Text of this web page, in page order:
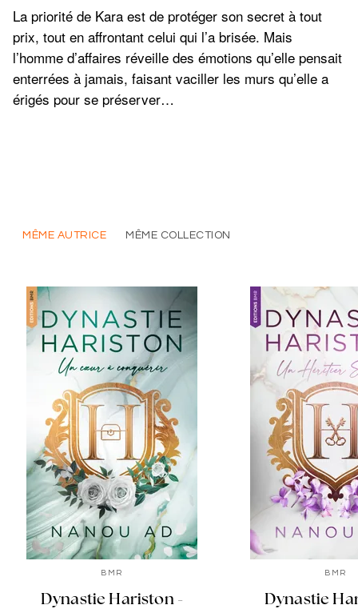
La priorité de Kara est de protéger son secret à tout
prix, tout en affrontant celui qui l’a brisée. Mais
l’homme d’affaires réveille des émotions qu’elle pensait
enterrées à jamais, faisant vaciller les murs qu’elle a
érigés pour se préserver…
MÊME AUTRICE MÊME COLLECTION
BMR
Dynastie Hariston -
BMR
Dynastie